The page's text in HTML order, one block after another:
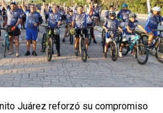
Juárez reforzó su compromiso